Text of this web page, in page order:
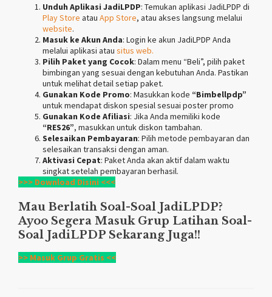
Unduh Aplikasi JadiLPDP: Temukan aplikasi JadiLPDP di
Play Store atau App Store, atau akses langsung melalui
website.
Masuk ke Akun Anda: Login ke akun JadiLPDP Anda
melalui aplikasi atau situs web.
Pilih Paket yang Cocok: Dalam menu “Beli”, pilih paket
bimbingan yang sesuai dengan kebutuhan Anda. Pastikan
untuk melihat detail setiap paket.
Gunakan Kode Promo: Masukkan kode “Bimbellpdp”
untuk mendapat diskon spesial sesuai poster promo
Gunakan Kode Afiliasi: Jika Anda memiliki kode
“RES26”, masukkan untuk diskon tambahan.
Selesaikan Pembayaran: Pilih metode pembayaran dan
selesaikan transaksi dengan aman.
Aktivasi Cepat: Paket Anda akan aktif dalam waktu
singkat setelah pembayaran berhasil.
>>> Download Disini <<<
Mau Berlatih Soal-Soal JadiLPDP?
Ayoo Segera Masuk Grup Latihan Soal-
Soal JadiLPDP Sekarang Juga!!
>> Masuk Grup Gratis <<